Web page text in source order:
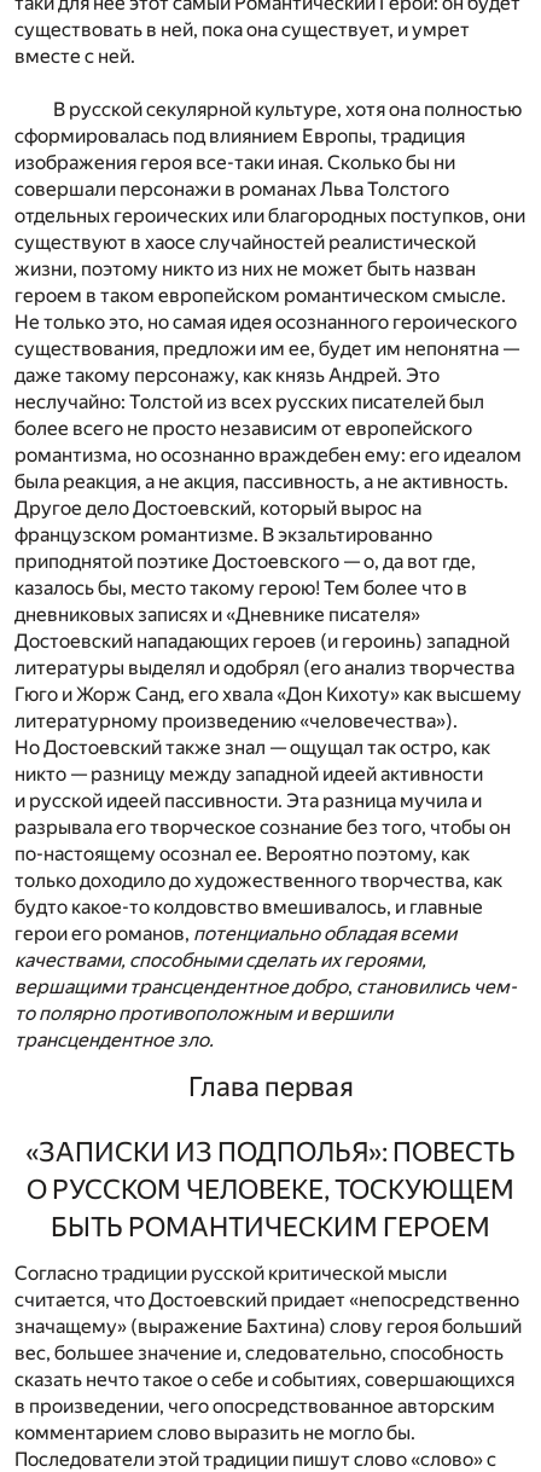
существовать в ней, пока она существует, и умрет
вместе с ней.
В русской секулярной культуре, хотя она полностью
сформировалась под влиянием Европы, традиция
изображения героя все-таки иная. Сколько бы ни
совершали персонажи в романах Льва Толстого
отдельных ге­рои­ческих или благородных поступков, они
существуют в хаосе случайностей реалистической
жизни, поэтому никто из них не может быть назван
героем в таком европейском романтическом смысле.
Не только это, но самая идея осознанного героического
существования, предложи им ее, будет им непонятна —
даже такому персонажу, как князь Андрей. Это
неслучайно: Толстой из всех русских писателей был
более всего не просто независим от европейского
романтизма, но осознанно враждебен ему: его идеалом
была реакция, а не акция, пассивность, а не активность.
Другое дело Достоевский, который вырос на
французском романтизме. В экзальтированно
приподнятой поэтике Достоевского — о, да вот где,
казалось бы, место такому герою! Тем более что в
дневниковых записях и «Дневнике писателя»
Достоевский нападающих героев (и героинь) западной
литературы выделял и одобрял (его анализ творчества
Гюго и Жорж Санд, его хвала «Дон Кихоту» как высшему
литературному произведению «человечества»).
Но Достоевский также знал — ощущал так остро, как
никто — разницу между западной идеей активности
и русской идеей пассивности. Эта разница мучила и
разрывала его творческое сознание без того, чтобы он
по-настоящему осознал ее. Вероятно поэтому, как
только доходило до художественного творчества, как
будто какое-то колдовство вмешивалось, и главные
герои его романов, потенциально обладая всеми
качествами, способными сделать их героями,
вершащими трансцендентное добро, становились чем-
то полярно противоположным и вершили
трансцендентное зло.
Глава первая
«ЗАПИСКИ ИЗ ПОДПОЛЬЯ»: ПОВЕСТЬ
О РУССКОМ ЧЕЛОВЕКЕ, ТОСКУЮЩЕМ
БЫТЬ РОМАНТИЧЕСКИМ ГЕРОЕМ
Согласно традиции русской критической мысли
считается, что Достоевский придает «непосредственно
значащему» (выражение Бахтина) слову героя больший
вес, большее значение и, следовательно, способность
сказать нечто такое о себе и событиях, совершающихся
в произведении, чего опосредствованное авторским
комментарием слово выразить не могло бы.
Последователи этой традиции пишут слово «слово» с